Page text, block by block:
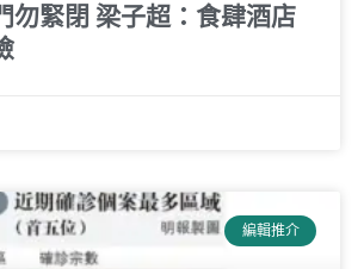
勿緊閉 梁子超：食肆酒店
編輯推介